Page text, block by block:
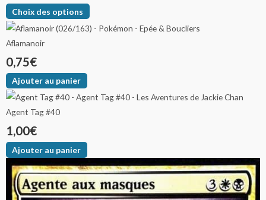
Choix des options
Aflamanoir
0,75€
Ajouter au panier
Agent Tag #40
1,00€
Ajouter au panier